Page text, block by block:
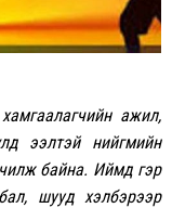
ажил,
ээлтэй нийгмийн
байна. Иймд гэр
шууд хэлбэрээр